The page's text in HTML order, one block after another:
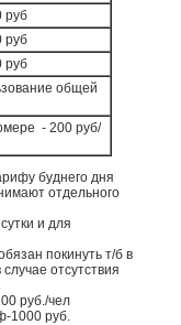
руб
руб
руб
общей
- 200 руб/
буднего дня
отдельного
и для
покинуть т/б в
отсутствия
руб./чел
1000 руб.